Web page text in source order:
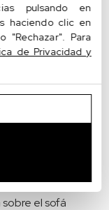
y
una
alfombras y
tan característica
textiles suaves
alfombra de
el sofá
pulsando en
haciendo clic en
"Rechazar". Para
de Privacidad y